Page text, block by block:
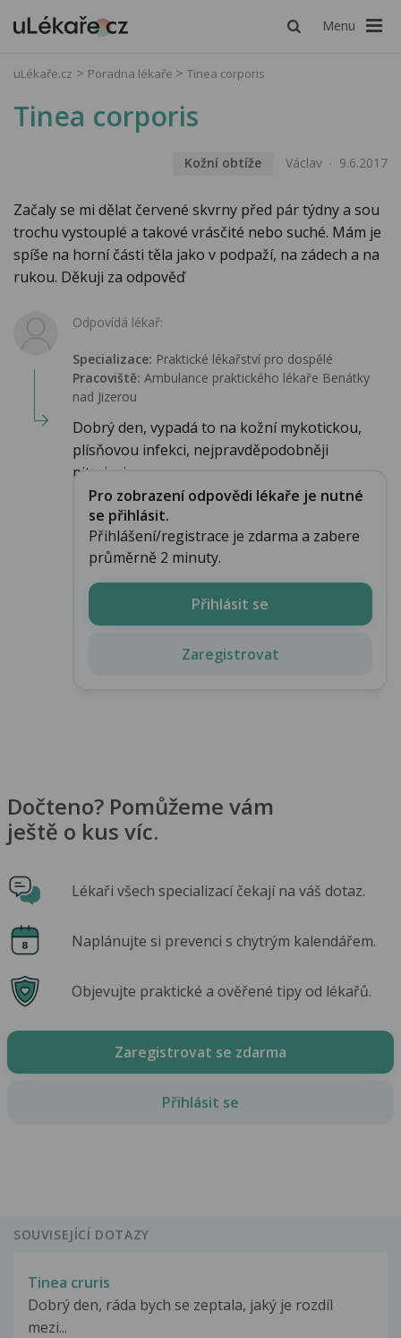
Menu
uLékaře.cz Poradna lékaře Tinea corporis
Tinea corporis
Kožní obtíže Václav 9.6.2017
Začaly se mi dělat červené skvrny před pár týdny a sou
trochu vystouplé a takové vrásčité nebo suché. Mám je
spíše na horní části těla jako v podpaží, na zádech a na
rukou. Děkuji za odpověď
Odpovídá lékař:
Specializace: Praktické lékařství pro dospělé
Pracoviště: Ambulance praktického lékaře Benátky
nad Jizerou
Dobrý den, vypadá to na kožní mykotickou,
plísňovou infekci, nejpravděpodobněji
pityriasis v...
Pro zobrazení odpovědi lékaře je nutné
se přihlásit.
Přihlášení/registrace je zdarma a zabere
průměrně 2 minuty.
Přihlásit se
Zaregistrovat
Dočteno? Pomůžeme vám
ještě o kus víc.
Lékaři všech specializací čekají na váš dotaz.
Naplánujte si prevenci s chytrým kalendářem.
Objevujte praktické a ověřené tipy od lékařů.
Zaregistrovat se zdarma
Přihlásit se
SOUVISEJÍCÍ DOTAZY
Tinea cruris
Dobrý den, ráda bych se zeptala, jaký je rozdíl
mezi...